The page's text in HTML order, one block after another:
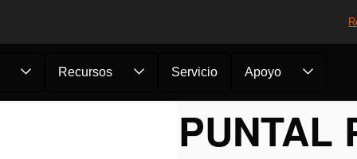
Recursos Servicio Apoyo
/Puntales /Puntal P40
PUNTAL